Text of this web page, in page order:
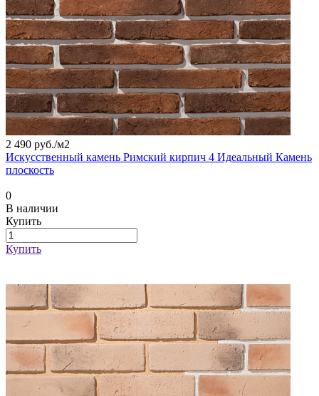
2 490 руб./м2
Искусственный камень Римский кирпич 4 Идеальный Камень
плоскость
0
В наличии
Купить
Купить